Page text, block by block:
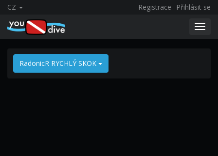
CZ Registrace Přihlásit se
RadonicR RYCHLÝ SKOK